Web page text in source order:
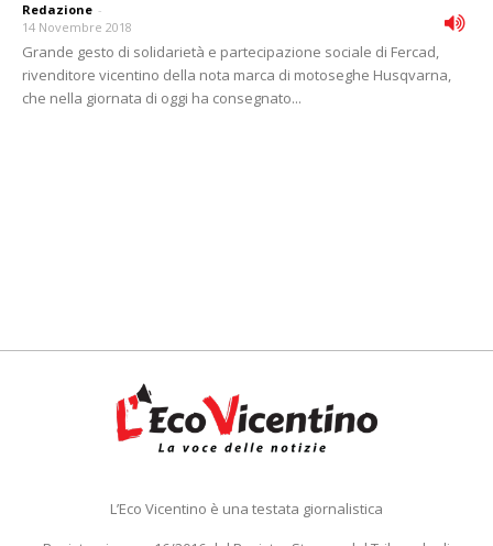
Redazione -
14 Novembre 2018
Grande gesto di solidarietà e partecipazione sociale di Fercad,
rivenditore vicentino della nota marca di motoseghe Husqvarna,
che nella giornata di oggi ha consegnato...
L’Eco Vicentino è una testata giornalistica